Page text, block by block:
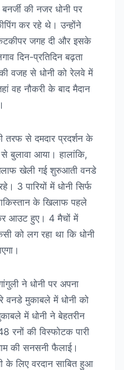
की नजर धोनी पर
कर रहे थे। उन्होंने
जगह दी और इसके
दिन-प्रतिदिन बढ़ता
वजह से धोनी को रेलवे में
वह नौकरी के बाद मैदान
से दमदार प्रदर्शन के
बुलावा आया। हालांकि,
खेली गई शुरुआती वनडे
3 पारियों में धोनी सिर्फ
के खिलाफ पहले
आउट हुए। 4 मैचों में
को लग रहा था कि धोनी
ने धोनी पर अपना
वनडे मुकाबले में धोनी को
में धोनी ने बेहतरीन
रनों की विस्फोटक पारी
की सनसनी फैलाई।
के लिए वरदान साबित हुआ